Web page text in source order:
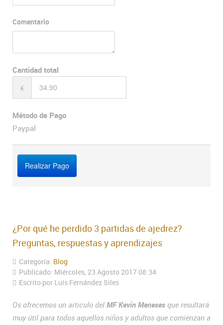
Comentario
Cantidad total
€
Método de Pago
Paypal
¿Por qué he perdido 3 partidas de ajedrez?
Preguntas, respuestas y aprendizajes
Categoría: Blog
Publicado: Miércoles, 23 Agosto 2017 08:34
Escrito por Luís Fernández Siles
Os ofrecemos un articulo del MF Kevin Meneses que resultará
muy útil para todos aquellos niños y adultos que comienzan a